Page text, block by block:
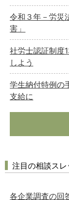
令和３年－労災
害」
社労士認証制度
しよう
学生納付特例の
支給に
注目の相談スレ
各企業調査の回